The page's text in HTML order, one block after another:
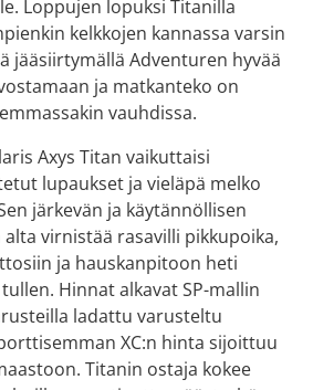
Loppujen lopuksi Titanilla
kelkkojen kannassa varsin
jääsiirtymällä Adventuren hyvää
ja matkanteko on
vauhdissa.
Axys Titan vaikuttaisi
lupaukset ja vieläpä melko
järkevän ja käytännöllisen
virnistää rasavilli pikkupoika,
ja hauskanpitoon heti
Hinnat alkavat SP-mallin
ladattu varusteltu
XC:n hinta sijoittuu
Titanin ostaja kokee